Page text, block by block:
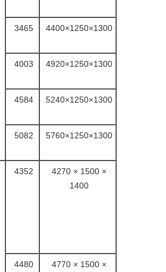
3465 4400×1250×1300
4003 4920×1250×1300
4584 5240×1250×1300
5082 5760×1250×1300
4352
4270 × 1500 ×
1400
4480
4770 × 1500 ×